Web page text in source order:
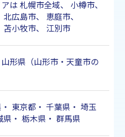
は 札幌市全域、 小樽市、
北広島市、 恵庭市、
苫小牧市、 江別市
形県（山形市・天童市の
・ 東京都・ 千葉県 ・ 埼玉
県 ・ 栃木県 ・ 群馬県